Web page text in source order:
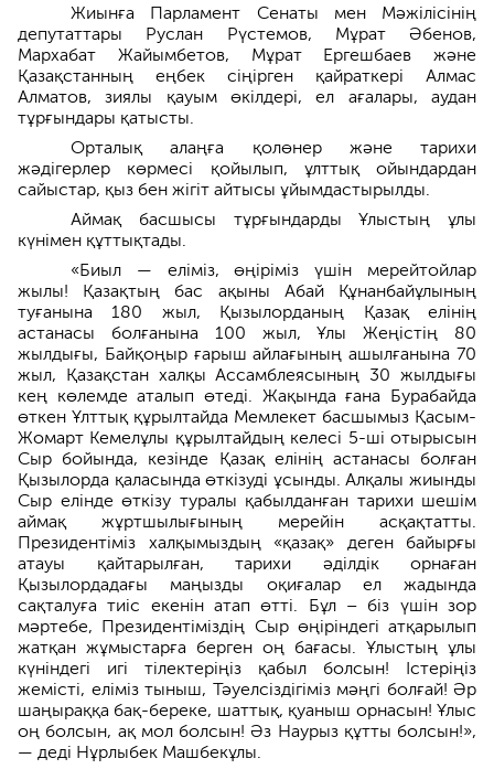
Жиынға Парламент Сенаты мен Мәжілісінің
депутаттары Руслан Рүстемов, Мұрат Әбенов,
Мархабат Жайымбетов, Мұрат Ергешбаев және
Қазақстанның еңбек сіңірген қайраткері Алмас
Алматов, зиялы қауым өкілдері, ел ағалары, аудан
тұрғындары қатысты.
Орталық алаңға қолөнер және тарихи
жәдігерлер көрмесі қойылып, ұлттық ойындардан
сайыстар, қыз бен жігіт айтысы ұйымдастырылды.
Аймақ басшысы тұрғындарды Ұлыстың ұлы
күнімен құттықтады.
«Биыл — еліміз, өңіріміз үшін мерейтойлар
жылы! Қазақтың бас ақыны Абай Құнанбайұлының
туғанына 180 жыл, Қызылорданың Қазақ елінің
астанасы болғанына 100 жыл, Ұлы Жеңістің 80
жылдығы, Байқоңыр ғарыш айлағының ашылғанына 70
жыл, Қазақстан халқы Ассамблеясының 30 жылдығы
кең көлемде аталып өтеді. Жақында ғана Бурабайда
өткен Ұлттық құрылтайда Мемлекет басшымыз Қасым-
Жомарт Кемелұлы құрылтайдың келесі 5-ші отырысын
Сыр бойында, кезінде Қазақ елінің астанасы болған
Қызылорда қаласында өткізуді ұсынды. Алқалы жиынды
Сыр елінде өткізу туралы қабылданған тарихи шешім
аймақ жұртшылығының мерейін асқақтатты.
Президентіміз халқымыздың «қазақ» деген байырғы
атауы қайтарылған, тарихи әділдік орнаған
Қызылордадағы маңызды оқиғалар ел жадында
сақталуға тиіс екенін атап өтті. Бұл – біз үшін зор
мәртебе, Президентіміздің Сыр өңіріндегі атқарылып
жатқан жұмыстарға берген оң бағасы. Ұлыстың ұлы
күніндегі игі тілектеріңіз қабыл болсын! Істеріңіз
жемісті, еліміз тыныш, Тәуелсіздігіміз мәңгі болғай! Әр
шаңыраққа бақ-береке, шаттық, қуаныш орнасын! Ұлыс
оң болсын, ақ мол болсын! Әз Наурыз құтты болсын!»,
— деді Нұрлыбек Машбекұлы.